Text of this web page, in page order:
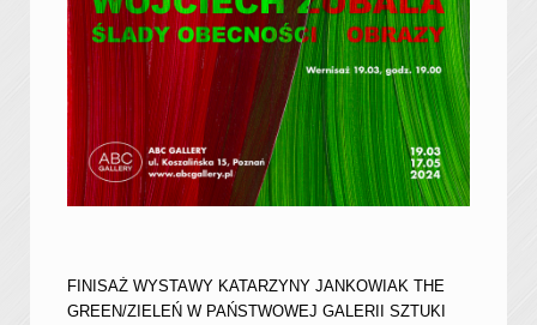
FINISAŻ WYSTAWY KATARZYNY JANKOWIAK THE
GREEN/ZIELEŃ W PAŃSTWOWEJ GALERII SZTUKI